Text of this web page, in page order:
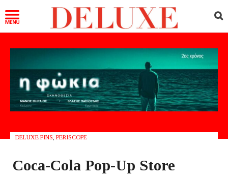
DELUXE PINS PERISCOPE
Coca-Cola Pop-Up Store